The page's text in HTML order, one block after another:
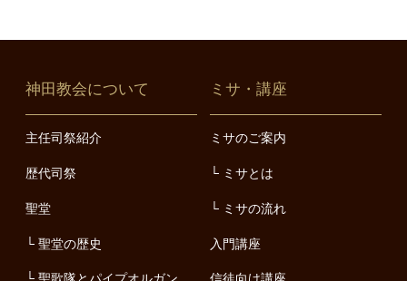
神田教会について
主任司祭紹介
歴代司祭
聖堂
聖堂の歴史
ミサ・講座
ミサのご案内
ミサとは
ミサの流れ
入門講座